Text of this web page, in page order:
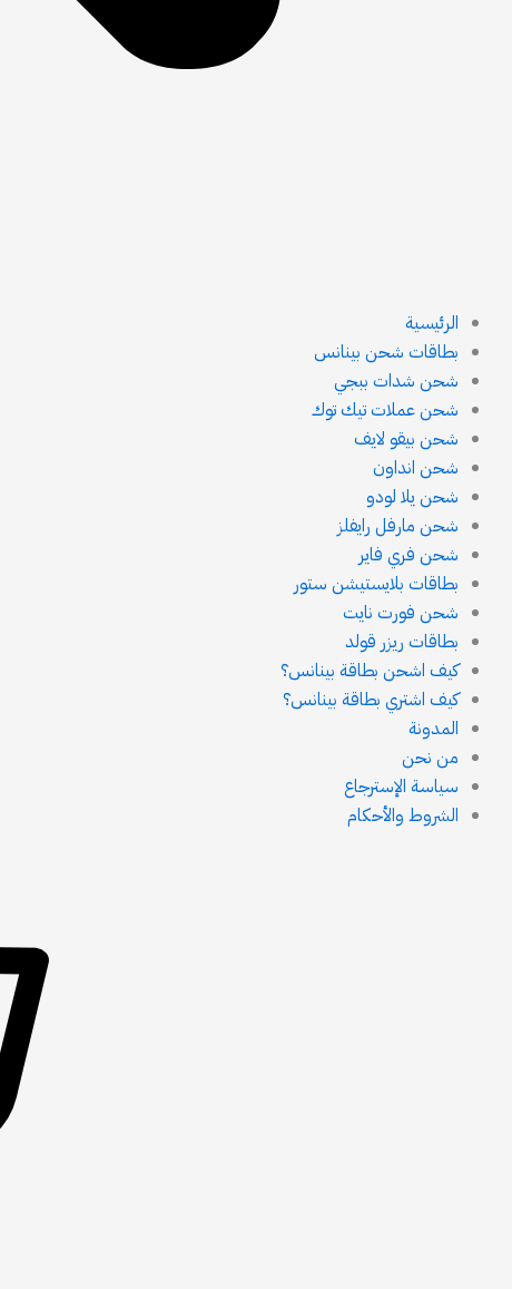
الرئيسية
بطاقات شحن بينانس
شحن شدات ببجي
شحن عملات تيك توك
شحن بيقو لايف
شحن انداون
شحن يلا لودو
شحن مارفل رايفلز
شحن فري فاير
بطاقات بلايستيشن ستور
شحن فورت نايت
بطاقات ريزر قولد
كيف اشحن بطاقة بينانس؟
كيف اشتري بطاقة بينانس؟
المدونة
من نحن
سياسة الإسترجاع
الشروط والأحكام